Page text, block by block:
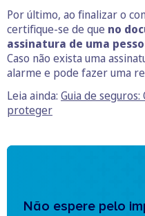
Por último, ao finalizar o
certifique-se de que no
assinatura de uma
Caso não exista uma
alarme e pode fazer uma
Leia ainda: Guia de
proteger
Não espere pelo